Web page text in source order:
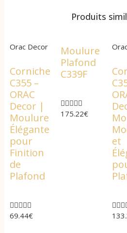
Produits
Orac Decor
Corniche
C355 –
ORAC
Decor |
Moulure
Élégante
pour
Finition
de
Plafond

69.44€
Moulure
Plafond
C339F

175.22€
et
